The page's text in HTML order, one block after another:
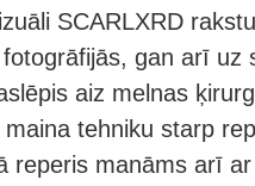
SCARLXRD
gan arī uz
aiz melnas
tehniku starp
reperis manāms arī